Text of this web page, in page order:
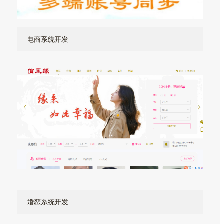
电商系统开发
婚恋系统开发